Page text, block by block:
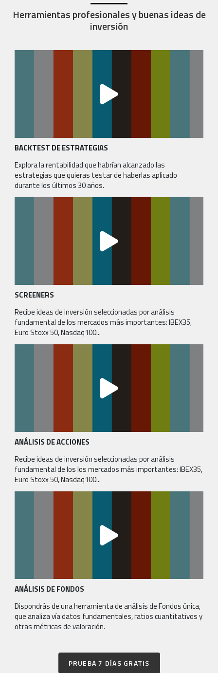
Herramientas profesionales y buenas ideas de
inversión
BACKTEST DE ESTRATEGIAS
Explora la rentabilidad que habrían alcanzado las
estrategias que quieras testar de haberlas aplicado
durante los últimos 30 años.
SCREENERS
Recibe ideas de inversión seleccionadas por análisis
fundamental de los mercados más importantes: IBEX35,
Euro Stoxx 50, Nasdaq100...
ANÁLISIS DE ACCIONES
Recibe ideas de inversión seleccionadas por análisis
fundamental de los los mercados más importantes: IBEX35,
Euro Stoxx 50, Nasdaq100...
ANÁLISIS DE FONDOS
Dispondrás de una herramienta de análisis de Fondos única,
que analiza vía datos fundamentales, ratios cuantitativos y
otras métricas de valoración.
PRUEBA 7 DÍAS GRATIS